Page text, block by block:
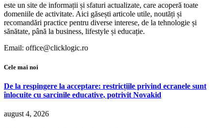
este un site de informații și sfaturi actualizate, care acoperă toate
domeniile de activitate. Aici găsești articole utile, noutăți și
recomandări practice pentru diverse interese, de la tehnologie și
sănătate, până la business, lifestyle și educație.
Email: office@clicklogic.ro
Cele mai noi
De la respingere la acceptare: restricțiile privind ecranele sunt
înlocuite cu sarcinile educative, potrivit Novakid
august 4, 2026